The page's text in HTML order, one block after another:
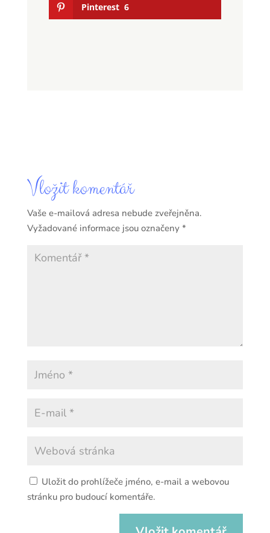
Pinterest 6
Vložit komentář
Vaše e-mailová adresa nebude zveřejněna.
Vyžadované informace jsou označeny *
Uložit do prohlížeče jméno, e-mail a webovou
stránku pro budoucí komentáře.